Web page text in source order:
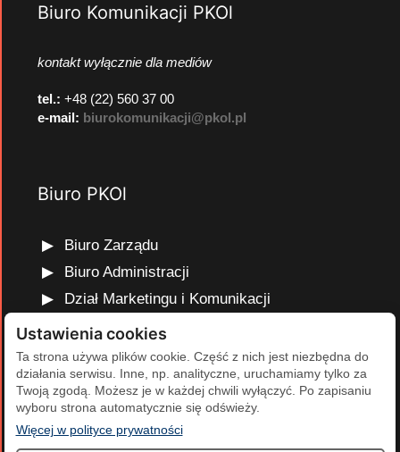
Biuro Komunikacji PKOl
kontakt wyłącznie dla mediów
tel.: +48 (22) 560 37 00
e-mail: biurokomunikacji@pkol.pl
Biuro PKOl
Biuro Zarządu
Biuro Administracji
Dział Marketingu i Komunikacji
Dział Edukacji Olimpijskiej
Dział Finansów i Kadr
Dział Projektów Olimpijskich
Dział Programów Rozwojowych
Ustawienia cookies
Ta strona używa plików cookie. Część z nich jest niezbędna do
działania serwisu. Inne, np. analityczne, uruchamiamy tylko za
Twoją zgodą. Możesz je w każdej chwili wyłączyć. Po zapisaniu
wyboru strona automatycznie się odświeży.
Więcej w polityce prywatności(otwiera się w nowej karcie)